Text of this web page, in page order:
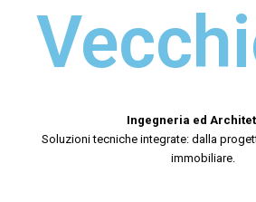
Ingegneria ed
Soluzioni tecniche integrate: dalla
immobiliare.